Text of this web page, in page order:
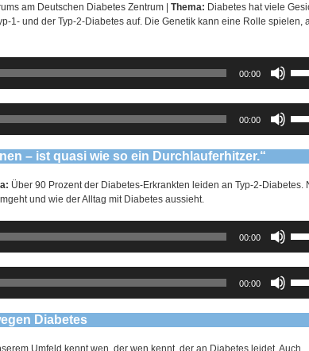
am Deutschen Diabetes Zentrum | Thema: Diabetes hat viele
1- und der Typ-2-Diabetes auf. Die Genetik kann eine Rolle spielen,
00:00
um
die
zu
00:00
um
die
– ist quasi wie so ein Durchlauferhitzer.“
Über 90 Prozent der Diabetes-Erkrankten leiden an Typ-2-Diabetes.
und wie der Alltag mit Diabetes aussieht.
00:00
um
die
zu
00:00
um
die
Diabetes
Umfeld kennt wen, der wen kennt, der an Diabetes leidet. Auch